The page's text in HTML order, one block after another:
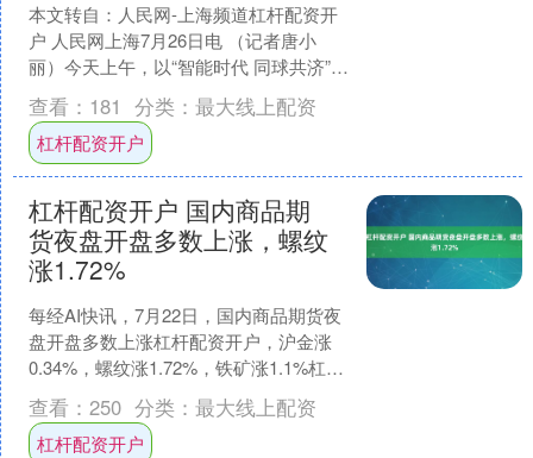
本文转自：人民网-上海频道杠杆配资开
户 人民网上海7月26日电 （记者唐小
丽）今天上午，以“智能时代 同球共济”为
主题的2025世界人工智能大会暨人工智
能全球治....
查看： 181 分类： 最大线上配资
杠杆配资开户
杠杆配资开户 国内商品期
货夜盘开盘多数上涨，螺纹
涨1.72%
每经AI快讯，7月22日，国内商品期货夜
盘开盘多数上涨杠杆配资开户，沪金涨
0.34%，螺纹涨1.72%，铁矿涨1.1%杠杆
配资开户，焦煤涨4.4%，玻璃涨3.2....
查看： 250 分类： 最大线上配资
杠杆配资开户